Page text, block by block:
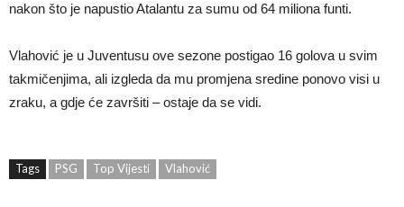
nakon što je napustio Atalantu za sumu od 64 miliona funti.
Vlahović je u Juventusu ove sezone postigao 16 golova u svim
takmičenjima, ali izgleda da mu promjena sredine ponovo visi u
zraku, a gdje će završiti – ostaje da se vidi.
Tags PSG Top Vijesti Vlahović